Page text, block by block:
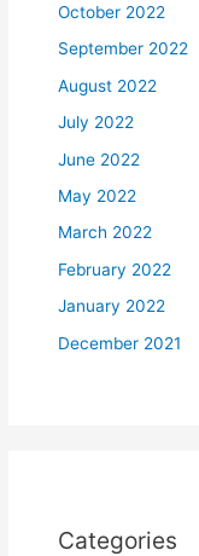
October 2022
September 2022
August 2022
July 2022
June 2022
May 2022
March 2022
February 2022
January 2022
December 2021
Categories